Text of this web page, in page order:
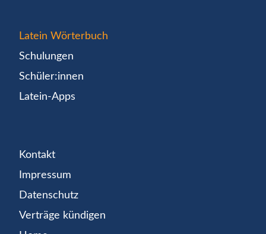
Latein Wörterbuch
Schulungen
Schüler:innen
Latein-Apps
Kontakt
Impressum
Datenschutz
Verträge kündigen